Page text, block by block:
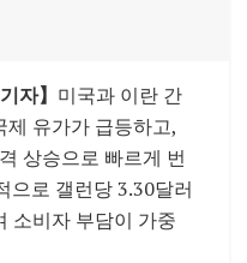
자】 미국과 이란 간
유가가 급등하고,
상승으로 빠르게 번
으로 갤런당 3.30달러
소비자 부담이 가중